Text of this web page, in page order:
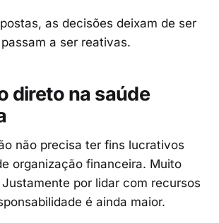
as decisões deixam de ser
a ser reativas.
direto na saúde
não precisa ter fins lucrativos
organização financeira. Muito
por lidar com recursos
é ainda maior.